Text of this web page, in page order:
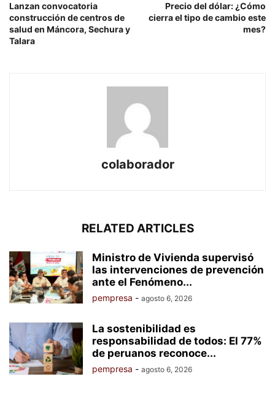
Lanzan convocatoria
construcción de centros de
salud en Máncora, Sechura y
Talara
Precio del dólar: ¿Cómo
cierra el tipo de cambio este
mes?
colaborador
RELATED ARTICLES
Ministro de Vivienda supervisó
las intervenciones de prevención
ante el Fenómeno...
pempresa - agosto 6, 2026
La sostenibilidad es
responsabilidad de todos: El 77%
de peruanos reconoce...
pempresa - agosto 6, 2026